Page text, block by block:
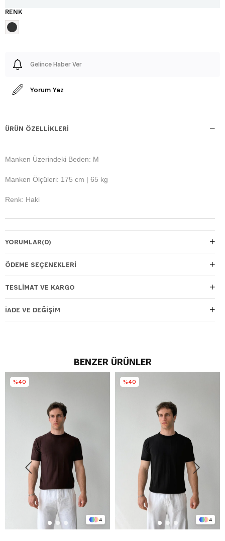
RENK
Gelince Haber Ver
Yorum Yaz
ÜRÜN ÖZELLIKLERI
Manken Üzerindeki Beden: M
Manken Ölçüleri: 175 cm | 65 kg
Renk: Haki
YORUMLAR(0)
ÖDEME SEÇENEKLERI
TESLIMAT VE KARGO
İADE VE DEĞIŞIM
BENZER ÜRÜNLER
4
%40
4
%40